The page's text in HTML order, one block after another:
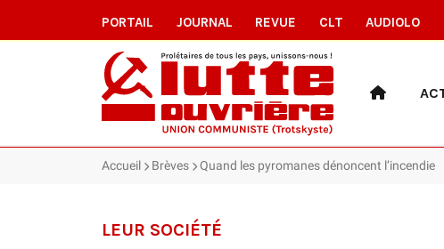
PORTAIL JOURNAL REVUE CLT AUDIOLO
Accueil Brèves Quand les pyromanes dénoncent l’incendie
LEUR SOCIÉTÉ